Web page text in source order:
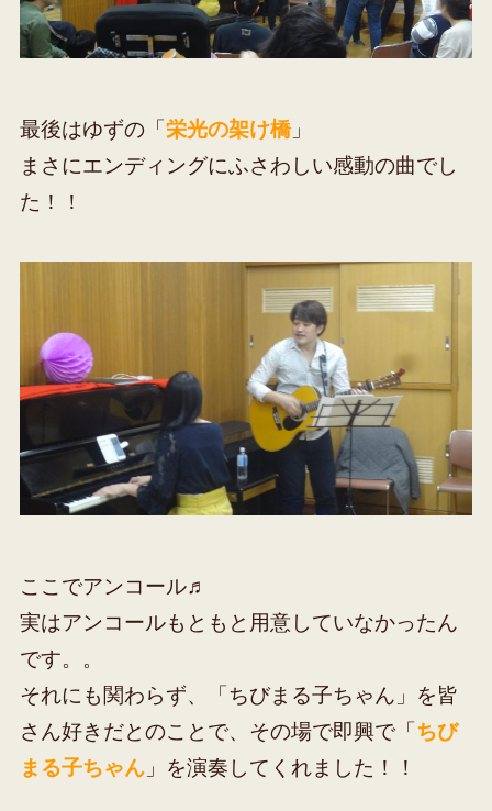
最後はゆずの「 栄光の架け橋」
まさにエンディングにふさわしい感動の曲でし
た！！
ここでアンコール♬
実はアンコールもともと用意していなかったん
です。。
それにも関わらず、「ちびまる子ちゃん」を皆
さん好きだとのことで、その場で即興で「 ちび
まる子ちゃん」を演奏してくれました！！